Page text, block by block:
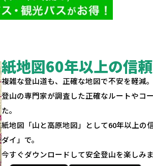
紙地図60年以上の信
複雑な登山道も、正確な地図で不安を軽減。
登山の専門家が調査した正確なルートやコ
た。
紙地図「山と高原地図」として60年以上の
ダイ」で。
今すぐダウンロードして安全登山を楽しみま